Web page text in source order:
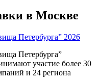
в Москве
Петербурга” 2026
Петербурга”
участие более 30
и 24 региона